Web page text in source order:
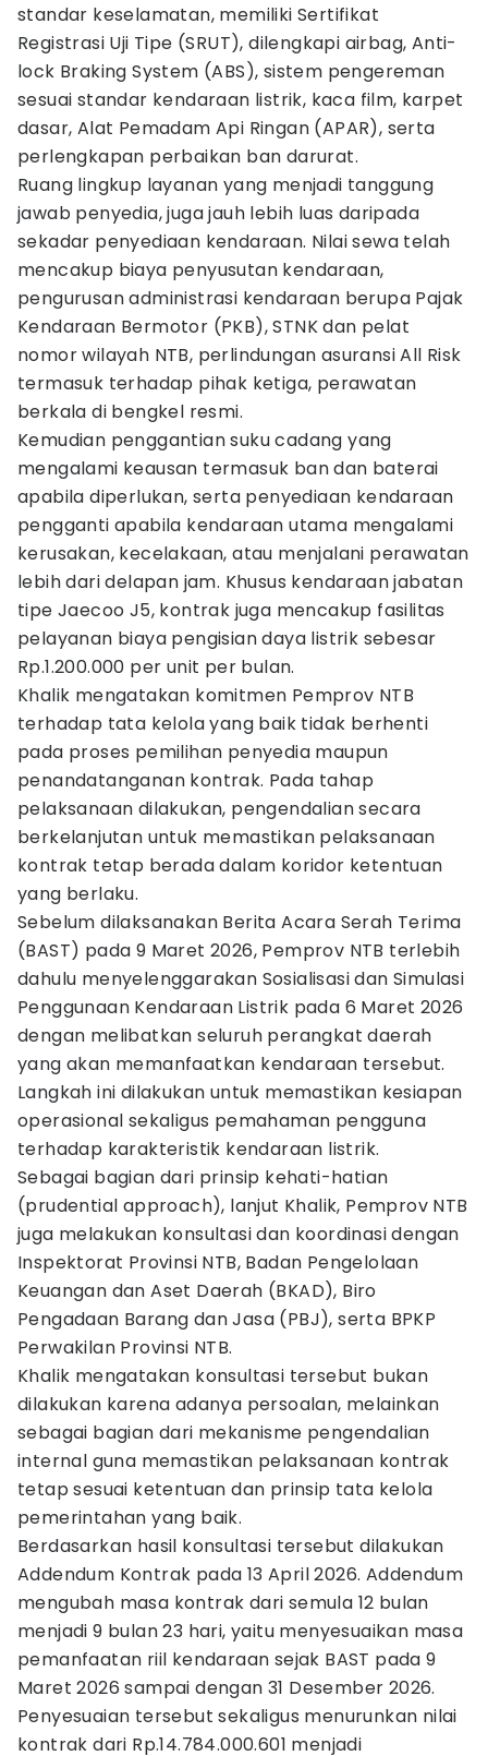
standar keselamatan, memiliki Sertifikat
Registrasi Uji Tipe (SRUT), dilengkapi airbag, Anti-
lock Braking System (ABS), sistem pengereman
sesuai standar kendaraan listrik, kaca film, karpet
dasar, Alat Pemadam Api Ringan (APAR), serta
perlengkapan perbaikan ban darurat.
Ruang lingkup layanan yang menjadi tanggung
jawab penyedia, juga jauh lebih luas daripada
sekadar penyediaan kendaraan. Nilai sewa telah
mencakup biaya penyusutan kendaraan,
pengurusan administrasi kendaraan berupa Pajak
Kendaraan Bermotor (PKB), STNK dan pelat
nomor wilayah NTB, perlindungan asuransi All Risk
termasuk terhadap pihak ketiga, perawatan
berkala di bengkel resmi.
Kemudian penggantian suku cadang yang
mengalami keausan termasuk ban dan baterai
apabila diperlukan, serta penyediaan kendaraan
pengganti apabila kendaraan utama mengalami
kerusakan, kecelakaan, atau menjalani perawatan
lebih dari delapan jam. Khusus kendaraan jabatan
tipe Jaecoo J5, kontrak juga mencakup fasilitas
pelayanan biaya pengisian daya listrik sebesar
Rp.1.200.000 per unit per bulan.
Khalik mengatakan komitmen Pemprov NTB
terhadap tata kelola yang baik tidak berhenti
pada proses pemilihan penyedia maupun
penandatanganan kontrak. Pada tahap
pelaksanaan dilakukan, pengendalian secara
berkelanjutan untuk memastikan pelaksanaan
kontrak tetap berada dalam koridor ketentuan
yang berlaku.
Sebelum dilaksanakan Berita Acara Serah Terima
(BAST) pada 9 Maret 2026, Pemprov NTB terlebih
dahulu menyelenggarakan Sosialisasi dan Simulasi
Penggunaan Kendaraan Listrik pada 6 Maret 2026
dengan melibatkan seluruh perangkat daerah
yang akan memanfaatkan kendaraan tersebut.
Langkah ini dilakukan untuk memastikan kesiapan
operasional sekaligus pemahaman pengguna
terhadap karakteristik kendaraan listrik.
Sebagai bagian dari prinsip kehati-hatian
(prudential approach), lanjut Khalik, Pemprov NTB
juga melakukan konsultasi dan koordinasi dengan
Inspektorat Provinsi NTB, Badan Pengelolaan
Keuangan dan Aset Daerah (BKAD), Biro
Pengadaan Barang dan Jasa (PBJ), serta BPKP
Perwakilan Provinsi NTB.
Khalik mengatakan konsultasi tersebut bukan
dilakukan karena adanya persoalan, melainkan
sebagai bagian dari mekanisme pengendalian
internal guna memastikan pelaksanaan kontrak
tetap sesuai ketentuan dan prinsip tata kelola
pemerintahan yang baik.
Berdasarkan hasil konsultasi tersebut dilakukan
Addendum Kontrak pada 13 April 2026. Addendum
mengubah masa kontrak dari semula 12 bulan
menjadi 9 bulan 23 hari, yaitu menyesuaikan masa
pemanfaatan riil kendaraan sejak BAST pada 9
Maret 2026 sampai dengan 31 Desember 2026.
Penyesuaian tersebut sekaligus menurunkan nilai
kontrak dari Rp.14.784.000.601 menjadi